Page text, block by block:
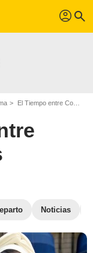
profil search
El Tiempo entre Costuras
Noticias